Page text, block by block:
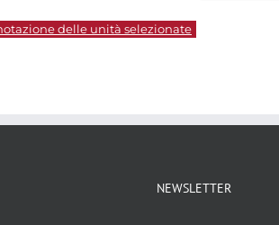
delle unità selezionate
NEWSLETTER